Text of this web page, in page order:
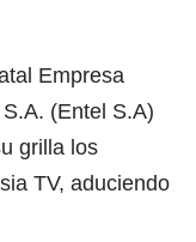
Empresa
(Entel S.A)
grilla los
TV, aduciendo